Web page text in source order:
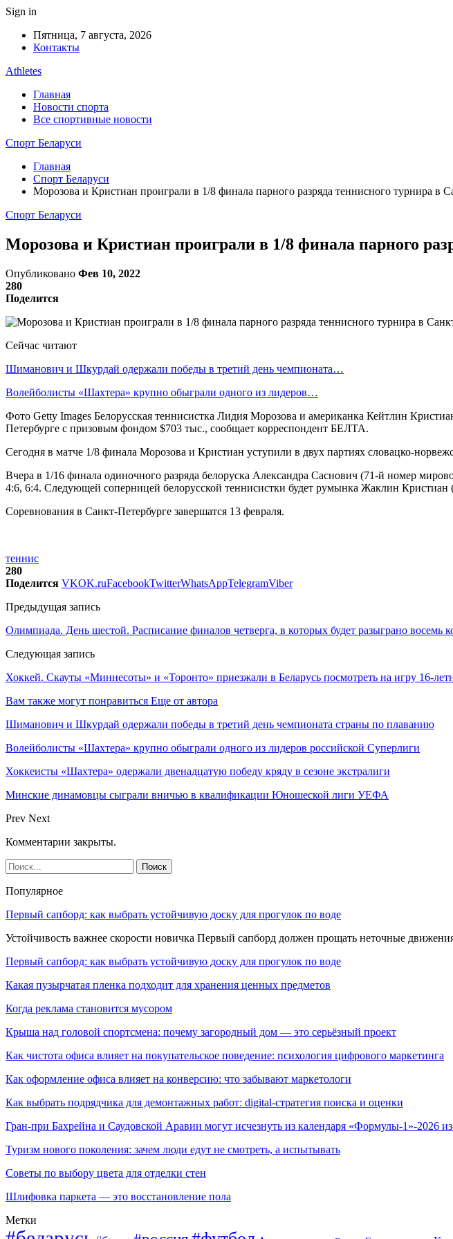
Sign in
Пятница, 7 августа, 2026
Контакты
Athletes
Главная
Новости спорта
Все спортивные новости
Спорт Беларуси
Главная
Спорт Беларуси
Морозова и Кристиан проиграли в 1/8 финала парного разряда теннисного турнира в
Спорт Беларуси
Морозова и Кристиан проиграли в 1/8 финала парного
Опубликовано Фев 10, 2022
280
Поделится
Сейчас читают
Шиманович и Шкурдай одержали победы в третий день чемпионата…
Волейболисты «Шахтера» крупно обыграли одного из лидеров…
Фото Getty Images Белорусская теннисистка Лидия Морозова и американка Кейтлин
Петербурге с призовым фондом $703 тыс., сообщает корреспондент БЕЛТА.
Сегодня в матче 1/8 финала Морозова и Кристиан уступили в двух партиях словацко-
Вчера в 1/16 финала одиночного разряда белоруска Александра Саснович (71-й номер
4:6, 6:4. Следующей соперницей белорусской теннисистки будет румынка Жаклин Кристиан
Соревнования в Санкт-Петербурге завершатся 13 февраля.
теннис
280
Поделится VKOK.ruFacebookTwitterWhatsAppTelegramViber
Предыдущая запись
Олимпиада. День шестой. Расписание финалов четверга, в которых будет разыграно восемь
Следующая запись
Хоккей. Скауты «Миннесоты» и «Торонто» приезжали в Беларусь посмотреть на игру 16-
Вам также могут понравиться Еще от автора
Шиманович и Шкурдай одержали победы в третий день чемпионата страны по плаванию
Волейболисты «Шахтера» крупно обыграли одного из лидеров российской Суперлиги
Хоккеисты «Шахтера» одержали двенадцатую победу кряду в сезоне экстралиги
Минские динамовцы сыграли вничью в квалификации Юношеской лиги УЕФА
Prev Next
Комментарии закрыты.
Популярное
Первый сапборд: как выбрать устойчивую доску для прогулок по воде
Устойчивость важнее скорости новичка Первый сапборд должен прощать неточные
Первый сапборд: как выбрать устойчивую доску для прогулок по воде
Какая пузырчатая пленка подходит для хранения ценных предметов
Когда реклама становится мусором
Крыша над головой спортсмена: почему загородный дом — это серьёзный проект
Как чистота офиса влияет на покупательское поведение: психология цифрового маркетинга
Как оформление офиса влияет на конверсию: что забывают маркетологи
Как выбрать подрядчика для демонтажных работ: digital-стратегия поиска и оценки
Гран-при Бахрейна и Саудовской Аравии могут исчезнуть из календаря «Формулы-1»-2026
Туризм нового поколения: зачем люди едут не смотреть, а испытывать
Советы по выбору цвета для отделки стен
Шлифовка паркета — это восстановление пола
Метки